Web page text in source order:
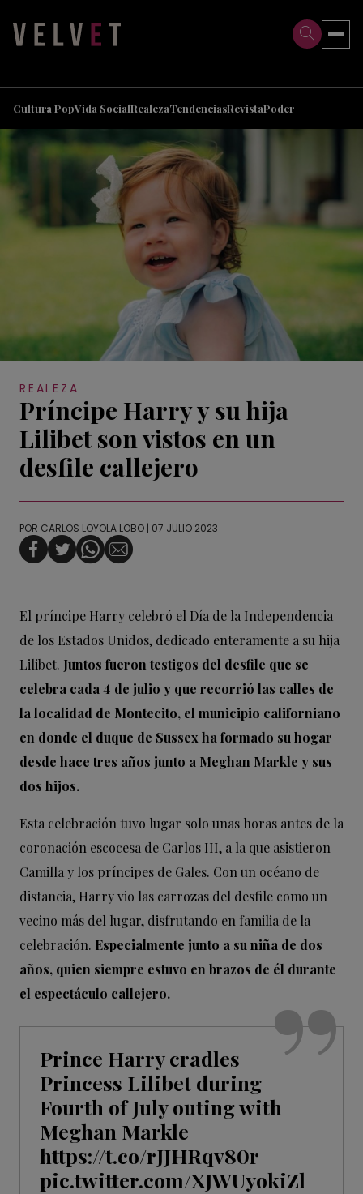
Cultura PopVida SocialRealezaTendenciasRevistaPoder
REALEZA
Príncipe Harry y su hija
Lilibet son vistos en un
desfile callejero
POR CARLOS LOYOLA LOBO | 07 JULIO 2023
El príncipe Harry celebró el Día de la Independencia
de los Estados Unidos, dedicado enteramente a su hija
Lilibet. Juntos fueron testigos del desfile que se
celebra cada 4 de julio y que recorrió las calles de
la localidad de Montecito, el municipio californiano
en donde el duque de Sussex ha formado su hogar
desde hace tres años junto a Meghan Markle y sus
dos hijos.
Esta celebración tuvo lugar solo unas horas antes de la
coronación escocesa de Carlos III, a la que asistieron
Camilla y los príncipes de Gales. Con un océano de
distancia, Harry vio las carrozas del desfile como un
vecino más del lugar, disfrutando en familia de la
celebración. Especialmente junto a su niña de dos
años, quien siempre estuvo en brazos de él durante
el espectáculo callejero.
Prince Harry cradles
Princess Lilibet during
Fourth of July outing with
Meghan Markle
https://t.co/rJJHRqv80r
pic.twitter.com/XJWUyokiZl